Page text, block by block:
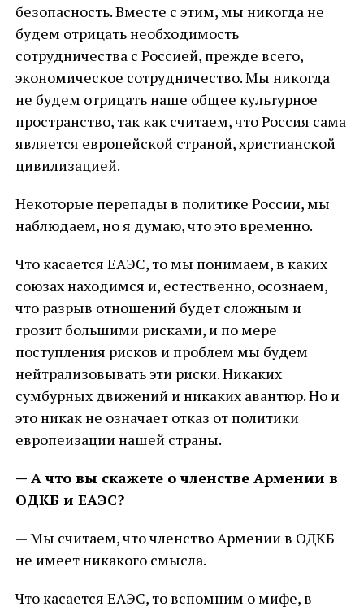
безопасность. Вместе с этим, мы никогда не
будем отрицать необходимость
сотрудничества с Россией, прежде всего,
экономическое сотрудничество. Мы никогда
не будем отрицать наше общее культурное
пространство, так как считаем, что Россия сама
является европейской страной, христианской
цивилизацией.
Некоторые перепады в политике России, мы
наблюдаем, но я думаю, что это временно.
Что касается ЕАЭС, то мы понимаем, в каких
союзах находимся и, естественно, осознаем,
что разрыв отношений будет сложным и
грозит большими рисками, и по мере
поступления рисков и проблем мы будем
нейтрализовывать эти риски. Никаких
сумбурных движений и никаких авантюр. Но и
это никак не означает отказ от политики
европеизации нашей страны.
— А что вы скажете о членстве Армении в
ОДКБ и ЕАЭС?
— Мы считаем, что членство Армении в ОДКБ
не имеет никакого смысла.
Что касается ЕАЭС, то вспомним о мифе, в